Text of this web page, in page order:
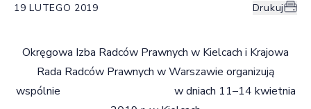
19 LUTEGO 2019 Drukuj
Okręgowa Izba Radców Prawnych w Kielcach i Krajowa
Rada Radców Prawnych w Warszawie organizują
wspólnie w dniach 11–14 kwietnia